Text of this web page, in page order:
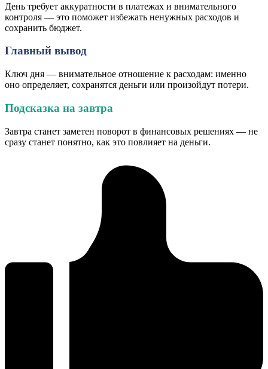
День требует аккуратности в платежах и внимательного
контроля — это поможет избежать ненужных расходов и
сохранить бюджет.
Главный вывод
Ключ дня — внимательное отношение к расходам: именно
оно определяет, сохранятся деньги или произойдут потери.
Подсказка на завтра
Завтра станет заметен поворот в финансовых решениях — не
сразу станет понятно, как это повлияет на деньги.